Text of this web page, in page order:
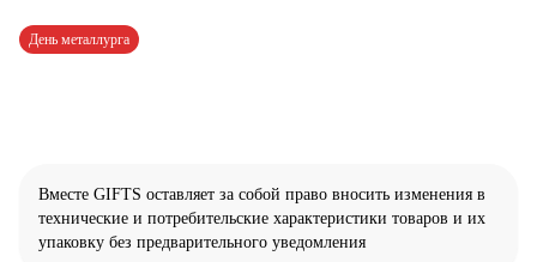
День металлурга
Вместе GIFTS оставляет за собой право вносить изменения в
технические и потребительские характеристики товаров и их
упаковку без предварительного уведомления